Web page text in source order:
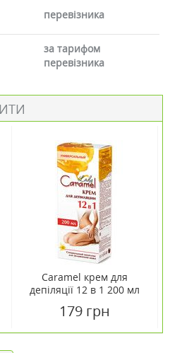
перевізника
за тарифом
перевізника
Caramel крем для
депіляції 12 в 1 200 мл
179 грн